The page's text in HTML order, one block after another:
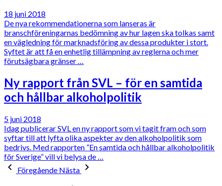
18 juni 2018
De nya rekommendationerna som lanseras är
branschföreningarnas bedömning av hur lagen ska tolkas samt
en vägledning för marknadsföring av dessa produkter i stort.
Syftet är att få en enhetlig tillämpning av reglerna och mer
förutsägbara gränser …
Ny rapport från SVL – för en samtida
och hållbar alkoholpolitik
5 juni 2018
Idag publicerar SVL en ny rapport som vi tagit fram och som
syftar till att lyfta olika aspekter av den alkoholpolitik som
bedrivs. Med rapporten ”En samtida och hållbar alkoholpolitik
för Sverige” vill vi belysa de …
Föregående Nästa